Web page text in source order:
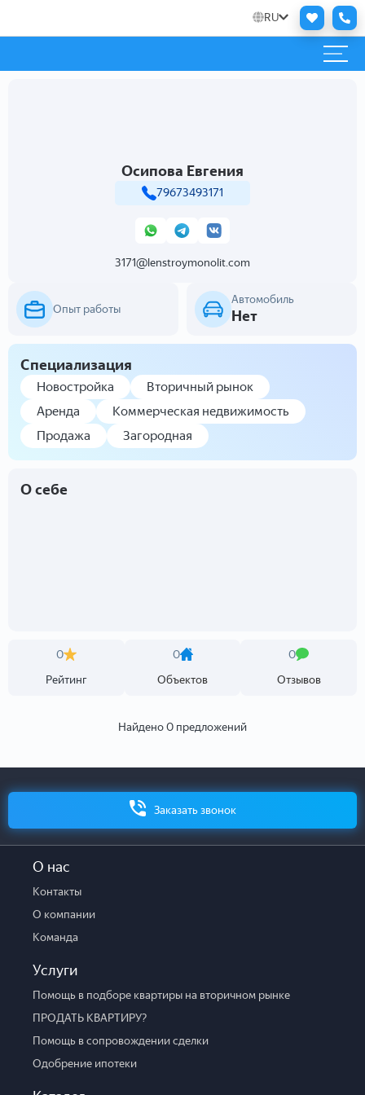
RU
Осипова Евгения
79673493171
3171@lenstroymonolit.com
Опыт работы
Автомобиль
Нет
Специализация
Новостройка
Вторичный рынок
Аренда
Коммерческая недвижимость
Продажа
Загородная
О себе
0
Рейтинг
0
Объектов
0
Отзывов
Найдено 0 предложений
Заказать звонок
О нас
Контакты
О компании
Команда
Услуги
Помощь в подборе квартиры на вторичном рынке
ПРОДАТЬ КВАРТИРУ?
Помощь в сопровождении сделки
Одобрение ипотеки